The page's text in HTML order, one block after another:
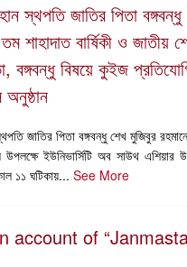
স্থপতি জাতির পিতা
শাহাদাত বার্ষিকী ও জাতীয়
বঙ্গবন্ধু বিষয়ে কুইজ
জাতির পিতা বঙ্গবন্ধু শেখ মুজিবুর
ইউনিভার্সিটি অব সাউথ
১১ ঘটিকায়... See More
account of